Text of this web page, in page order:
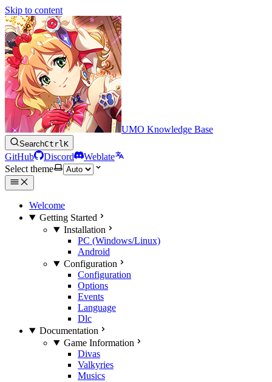
Skip to content
UMO Knowledge Base
SearchCtrlK
GitHub Discord
Weblate
Select theme
Welcome
Getting Started
Installation
PC (Windows/Linux)
Android
Configuration
Configuration
Options
Events
Language
Dlc
Documentation
Game Information
Divas
Valkyries
Musics